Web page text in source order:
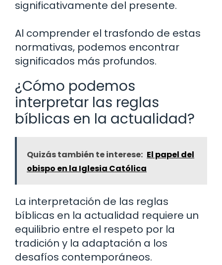
significativamente del presente.
Al comprender el trasfondo de estas
normativas, podemos encontrar
significados más profundos.
¿Cómo podemos
interpretar las reglas
bíblicas en la actualidad?
Quizás también te interese: El papel del
obispo en la Iglesia Católica
La interpretación de las reglas
bíblicas en la actualidad requiere un
equilibrio entre el respeto por la
tradición y la adaptación a los
desafíos contemporáneos.